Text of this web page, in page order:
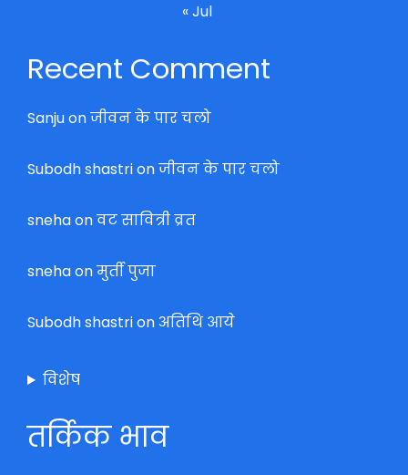
« Jul
Recent Comment
Sanjuonजीवन के पार चलो
Subodh shastrionजीवन के पार चलो
snehaonवट सावित्री व्रत
snehaonमुर्ती पुजा
Subodh shastrionअतिथि आये
विशेष
तर्किक भाव